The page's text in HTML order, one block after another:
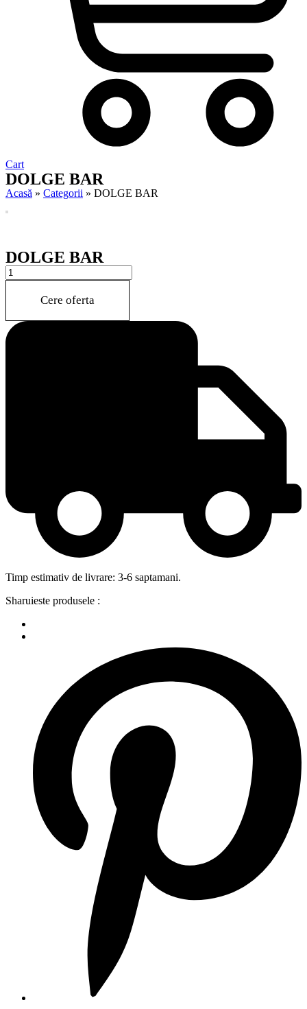
Cart
DOLGE BAR
Acasă » Categorii » DOLGE BAR
DOLGE BAR
DOLGE
BAR
Cere oferta
Timp estimativ de livrare: 3-6 saptamani.
Sharuieste produsele :